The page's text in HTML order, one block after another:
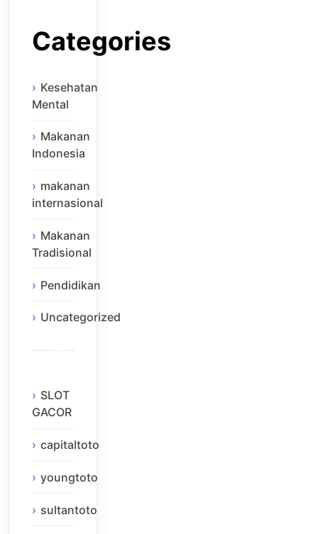
Categories
Kesehatan
Mental
Makanan
Indonesia
makanan
internasional
Makanan
Tradisional
Pendidikan
Uncategorized
SLOT
GACOR
capitaltoto
youngtoto
sultantoto